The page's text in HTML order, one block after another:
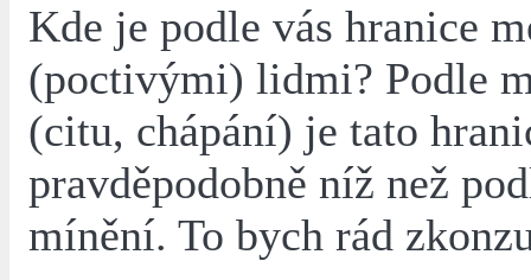
Kde je podle vás hranice
(poctivými) lidmi? Podle
(citu, chápání) je tato
pravděpodobně níž než
mínění. To bych rád